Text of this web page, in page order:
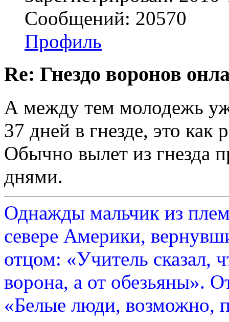
Сообщений: 20570
Профиль
Re: Гнездо воронов
А между тем молодежь
37 дней в гнезде, это как
Обычно вылет из гнезда
днями.
Однажды мальчик из
севере Америки,
отцом: «Учитель сказал,
ворона, а от обезьяны».
«Белые люди, возможно,